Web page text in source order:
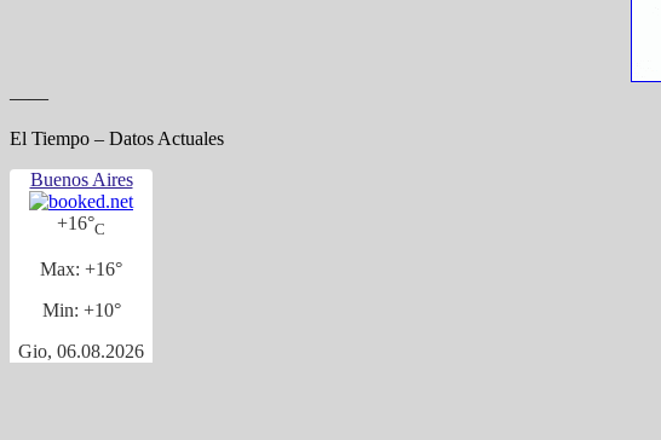
——
El Tiempo – Datos Actuales
Buenos Aires
+16°C
Max: +16°
Min: +10°
Gio, 06.08.2026